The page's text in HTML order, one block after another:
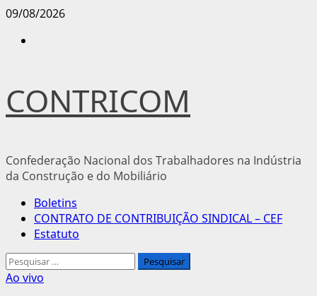
Avançar
09/08/2026
CONTRICOM
Confederação Nacional dos Trabalhadores na Indústria
da Construção e do Mobiliário
Menu
principal
Boletins
CONTRATO DE CONTRIBUIÇÃO SINDICAL – CEF
Estatuto
Pesquisar
por:
Ao vivo